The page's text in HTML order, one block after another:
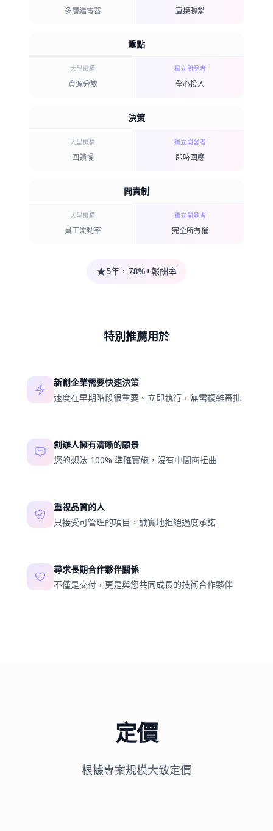
多層繼電器 直接聯繫
重點
大型機構
資源分散
獨立開發者
全心投入
決策
大型機構
回饋慢
獨立開發者
即時回應
問責制
大型機構
員工流動率
獨立開發者
完全所有權
★5年，78%+報酬率
特別推薦用於
新創企業需要快速決策
速度在早期階段很重要。立即執行，無需複雜審批
創辦人擁有清晰的願景
您的想法 100% 準確實施，沒有中間商扭曲
重視品質的人
只接受可管理的項目，誠實地拒絕過度承諾
尋求長期合作夥伴關係
不僅是交付，更是與您共同成長的技術合作夥伴
定價
根據專案規模大致定價